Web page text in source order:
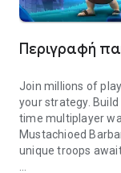
Περιγραφή
Join millions of
your strategy.
time multiplayer
Mustachioed
unique troops